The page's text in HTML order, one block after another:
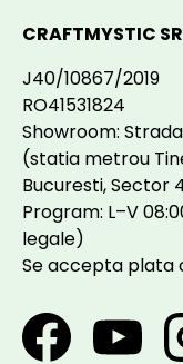
CRAFTMYSTIC
J40/10867/2019
RO41531824
Showroom:
(statia metrou
Bucuresti, Sector
Program: L–V
legale)
Se accepta plata
Facebook